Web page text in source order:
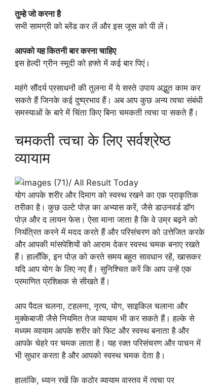
तुम्हे जो करना है
सभी सामग्री को ब्लेंड कर लें और इस जूस को पी लें।
आपको यह कितनी बार करना चाहिए
इस हेल्दी ग्रीन स्मूदी को हफ्ते में कई बार पिएं।
महंगे सौंदर्य प्रसाधनों की तुलना में ये सस्ते उपाय अद्भुत काम कर
सकते हैं जिनके कई दुष्प्रभाव हैं। अब आप कुछ अन्य त्वचा संबंधी
समस्याओं के बारे में चिंता किए बिना चमकती त्वचा पा सकते हैं।
चमकती त्वचा के लिए सर्वश्रेष्ठ
व्यायाम
योग आपके शरीर और दिमाग को स्वस्थ रखने का एक प्राकृतिक
तरीका है। कुछ उल्टे पोज़ का अभ्यास करें, जैसे डाउनवर्ड डॉग
पोज़ और द लायन फेस। ऐसा माना जाता है कि वे उम्र बढ़ने को
नियंत्रित करने में मदद करते हैं और परिसंचरण को उत्तेजित करके
और आपकी मांसपेशियों को आराम देकर स्वस्थ चमक बनाए रखते
हैं। हालाँकि, इन पोज़ को करते समय बहुत सावधान रहें, खासकर
यदि आप योग के लिए नए हैं। सुनिश्चित करें कि आप उन्हें एक
प्रमाणित प्रशिक्षक से सीखते हैं।
आप पैदल चलना, टहलना, नृत्य, योग, साइकिल चलाना और
मुक्केबाजी जैसे नियमित तेज व्यायाम भी कर सकते हैं। हल्के से
मध्यम व्यायाम आपके शरीर को फिट और स्वस्थ बनाता है और
आपके चेहरे पर चमक लाता है। यह रक्त परिसंचरण और पाचन में
भी सुधार करता है और आपको स्वस्थ चमक देता है।
हालांकि, ध्यान रखें कि कठोर व्यायाम वास्तव में त्वचा पर